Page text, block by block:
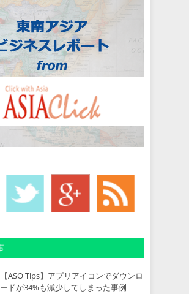
【ASO Tips】アプリアイコンでダウンロ
ードが34%も減少してしまった事例